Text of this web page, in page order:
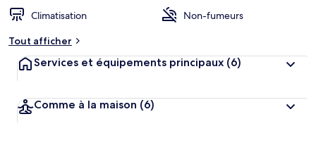
Climatisation
Non-fumeurs
Tout afficher
Services et équipements principaux (6)
Comme à la maison (6)